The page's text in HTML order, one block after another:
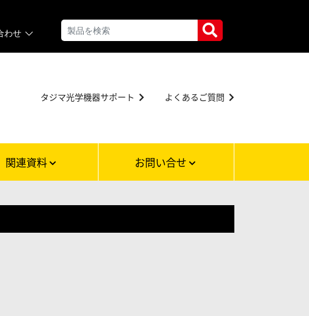
わせ
タジマ光学機器サポート よくあるご質問
関連資料 お問い合せ